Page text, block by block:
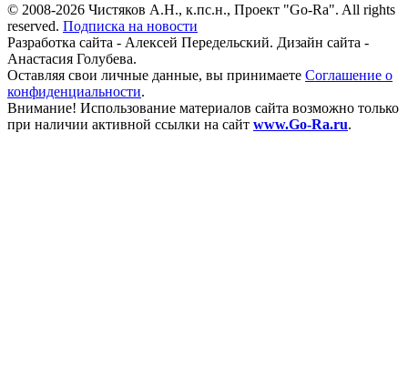
© 2008-2026 Чистяков А.Н., к.пс.н., Проект "Go-Ra". All rights
reserved. Подписка на новости
Разработка сайта - Алексей Передельский. Дизайн сайта -
Анастасия Голубева.
Оставляя свои личные данные, вы принимаете Соглашение о
конфиденциальности.
Внимание! Использование материалов сайта возможно только
при наличии активной ссылки на сайт www.Go-Ra.ru.